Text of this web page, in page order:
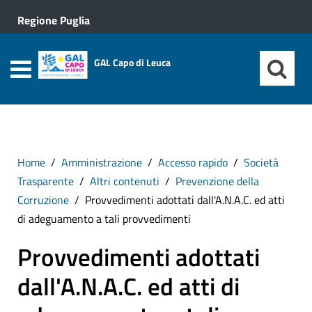
Regione Puglia
GAL Capo di Leuca
Home Amministrazione Accesso rapido
Società
Trasparente
Altri contenuti
Prevenzione della
Corruzione
Provvedimenti adottati dall'A.N.A.C. ed atti
di adeguamento a tali provvedimenti
Provvedimenti adottati
dall'A.N.A.C. ed atti di